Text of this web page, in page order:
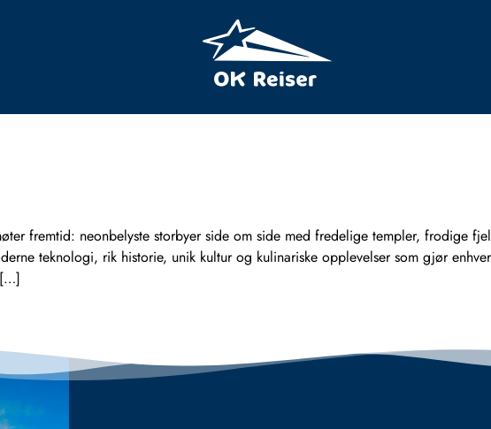
fremtid: neonbelyste storbyer side om side med fredelige templer, frodige
teknologi, rik historie, unik kultur og kulinariske opplevelser som gjør
[…]